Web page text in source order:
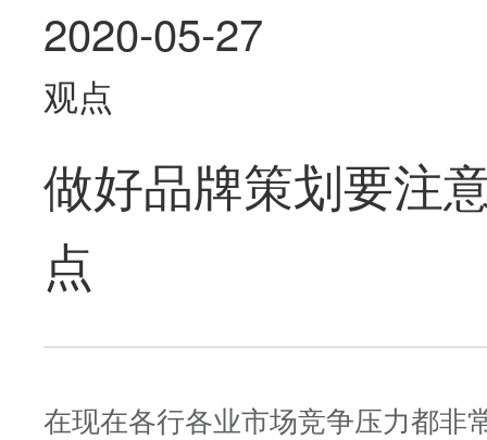
2020-05-27
观点
做好品牌策划要注
点
在现在各行各业市场竞争压力都非